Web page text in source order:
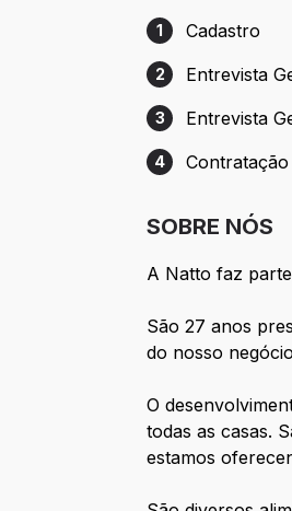
Etapa 1: Cadastro
1 Cadastro
Etapa 2:
2 Entrevista
Etapa 3:
3 Entrevista
Etapa 4:
4 Contratação
SOBRE NÓS
A Natto faz
São 27 anos
do nosso
O
todas as casas.
estamos